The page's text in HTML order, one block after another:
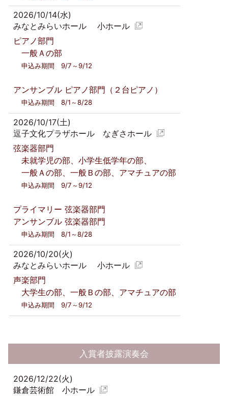
2026/10/14(水)
みなとみらいホール 小ホール
ピアノ部門
一般Ａの部
申込み期間 9/7～9/12
アンサンブル ピアノ部門（２台ピアノ）
申込み期間 8/1～8/28
2026/10/17(土)
逗子文化プラザホール なぎさホール
弦楽器部門
未就学児の部、小学生低学年の部、
一般Ａの部、一般Ｂの部、アマチュアの部
申込み期間 9/7～9/12
プライマリー 弦楽器部門
アンサンブル 弦楽器部門
申込み期間 8/1～8/28
2026/10/20(火)
みなとみらいホール 小ホール
声楽部門
大学生の部、一般Ｂの部、アマチュアの部
申込み期間 9/7～9/12
入賞者披露演奏会
2026/12/22(火)
鎌倉芸術館 小ホール